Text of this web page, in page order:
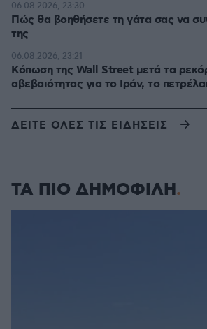
Πώς θα βοηθήσετε τη γάτα σας να
της
06.08.2026, 23:30
Κόπωση της Wall Street μετά τα
αβεβαιότητας για το Ιράν, το
06.08.2026, 23:21
ΔΕΙΤΕ ΟΛΕΣ ΤΙΣ ΕΙΔΗΣΕΙΣ
ΤΑ ΠΙΟ ΔΗΜΟΦΙΛΗ